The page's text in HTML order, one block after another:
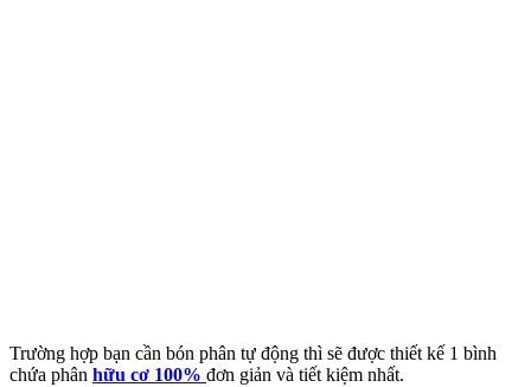
Trường hợp bạn cần bón phân tự động thì sẽ được thiết kế 1 bình
chứa phân hữu cơ 100% đơn giản và tiết kiệm nhất.